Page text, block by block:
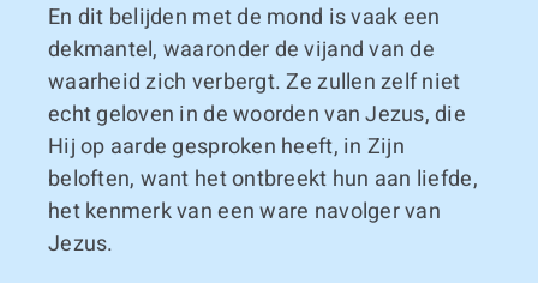
En dit belijden met de mond is vaak een
dekmantel, waaronder de vijand van de
waarheid zich verbergt. Ze zullen zelf niet
echt geloven in de woorden van Jezus, die
Hij op aarde gesproken heeft, in Zijn
beloften, want het ontbreekt hun aan liefde,
het kenmerk van een ware navolger van
Jezus.